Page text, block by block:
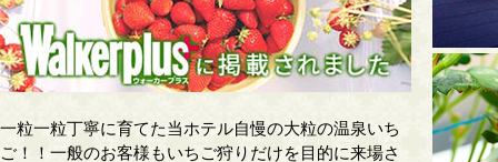
一粒一粒丁寧に育てた当ホテル自慢の大粒の温泉いち
ご！！一般のお客様もいちご狩りだけを目的に来場さ